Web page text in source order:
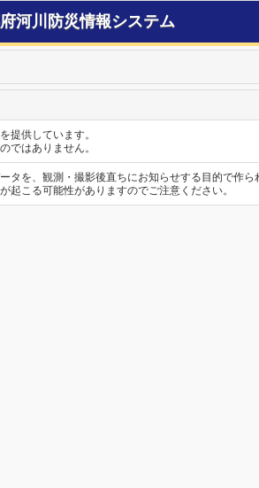
河川防災情報システム
提供しています。
ではありません。
を、観測・撮影後直ちにお知らせする目的で作ら
こる可能性がありますのでご注意ください。